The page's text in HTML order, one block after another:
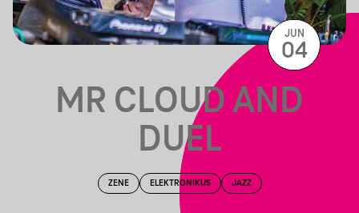
MR CLOUD AND
DUEL
ZENE ELEKTRONIKUS JAZZ
JUN
04